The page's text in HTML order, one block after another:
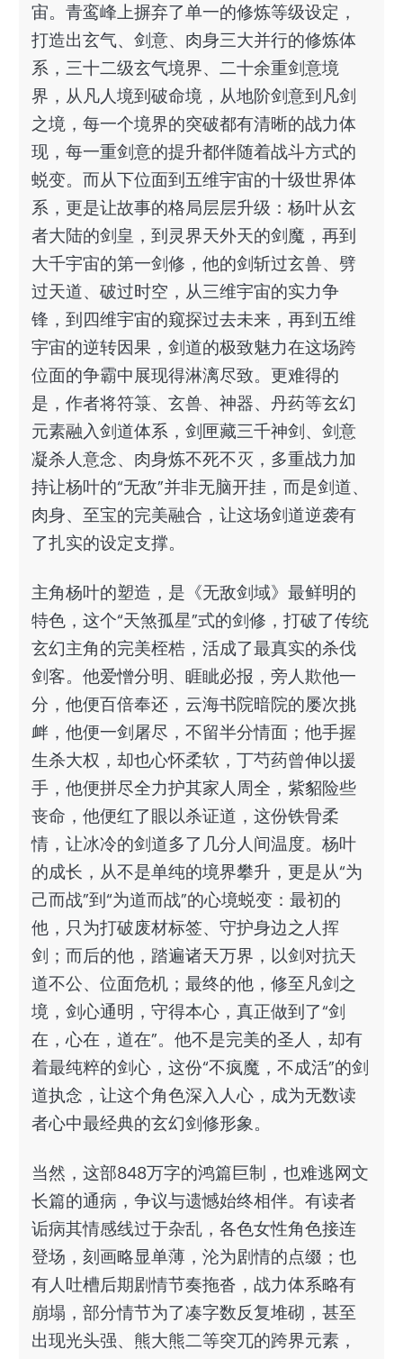
宙。青鸾峰上摒弃了单一的修炼等级设定，
打造出玄气、剑意、肉身三大并行的修炼体
系，三十二级玄气境界、二十余重剑意境
界，从凡人境到破命境，从地阶剑意到凡剑
之境，每一个境界的突破都有清晰的战力体
现，每一重剑意的提升都伴随着战斗方式的
蜕变。而从下位面到五维宇宙的十级世界体
系，更是让故事的格局层层升级：杨叶从玄
者大陆的剑皇，到灵界天外天的剑魔，再到
大千宇宙的第一剑修，他的剑斩过玄兽、劈
过天道、破过时空，从三维宇宙的实力争
锋，到四维宇宙的窥探过去未来，再到五维
宇宙的逆转因果，剑道的极致魅力在这场跨
位面的争霸中展现得淋漓尽致。更难得的
是，作者将符箓、玄兽、神器、丹药等玄幻
元素融入剑道体系，剑匣藏三千神剑、剑意
凝杀人意念、肉身炼不死不灭，多重战力加
持让杨叶的“无敌”并非无脑开挂，而是剑道、
肉身、至宝的完美融合，让这场剑道逆袭有
了扎实的设定支撑。
主角杨叶的塑造，是《无敌剑域》最鲜明的
特色，这个“天煞孤星”式的剑修，打破了传统
玄幻主角的完美桎梏，活成了最真实的杀伐
剑客。他爱憎分明、睚眦必报，旁人欺他一
分，他便百倍奉还，云海书院暗院的屡次挑
衅，他便一剑屠尽，不留半分情面；他手握
生杀大权，却也心怀柔软，丁芍药曾伸以援
手，他便拼尽全力护其家人周全，紫貂险些
丧命，他便红了眼以杀证道，这份铁骨柔
情，让冰冷的剑道多了几分人间温度。杨叶
的成长，从不是单纯的境界攀升，更是从“为
己而战”到“为道而战”的心境蜕变：最初的
他，只为打破废材标签、守护身边之人挥
剑；而后的他，踏遍诸天万界，以剑对抗天
道不公、位面危机；最终的他，修至凡剑之
境，剑心通明，守得本心，真正做到了“剑
在，心在，道在”。他不是完美的圣人，却有
着最纯粹的剑心，这份“不疯魔，不成活”的剑
道执念，让这个角色深入人心，成为无数读
者心中最经典的玄幻剑修形象。
当然，这部848万字的鸿篇巨制，也难逃网文
长篇的通病，争议与遗憾始终相伴。有读者
诟病其情感线过于杂乱，各色女性角色接连
登场，刻画略显单薄，沦为剧情的点缀；也
有人吐槽后期剧情节奏拖沓，战力体系略有
崩塌，部分情节为了凑字数反复堆砌，甚至
出现光头强、熊大熊二等突兀的跨界元素，